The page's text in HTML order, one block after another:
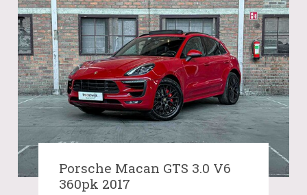
Porsche Macan GTS 3.0 V6
360pk 2017